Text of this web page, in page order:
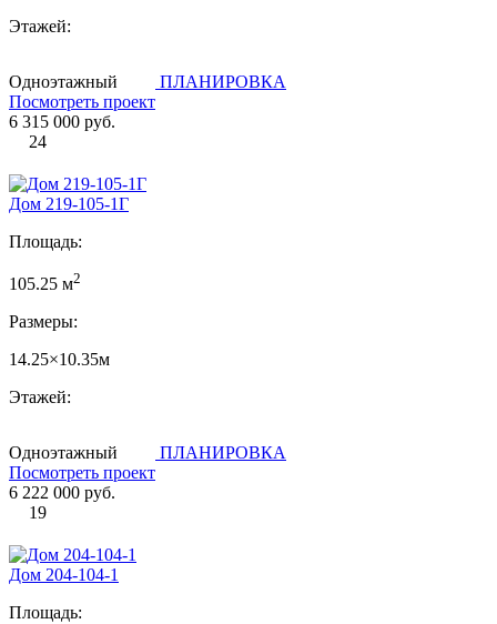
Этажей:
Одноэтажный
ПЛАНИРОВКА
Посмотреть проект
6 315 000 руб.
24
Дом 219-105-1Г
Площадь:
105.25 м2
Размеры:
14.25×10.35м
Этажей:
Одноэтажный
ПЛАНИРОВКА
Посмотреть проект
6 222 000 руб.
19
Дом 204-104-1
Площадь: